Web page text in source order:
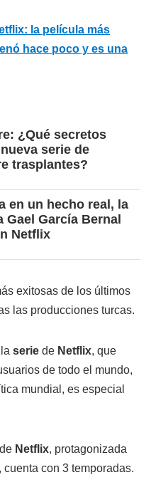
la película más
hace poco y es una
¿Qué secretos
serie de
trasplantes?
en un hecho real, la
Gael García Bernal
Netflix
exitosas de los últimos
las producciones turcas.
serie de Netflix, que
de todo el mundo,
mundial, es especial
Netflix, protagonizada
con 3 temporadas.